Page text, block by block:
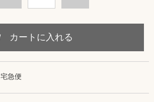
カートに入れる
宅急便